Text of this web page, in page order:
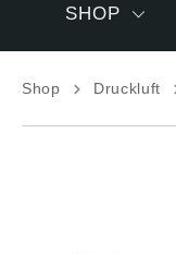
SHOP
Shop Druckluft